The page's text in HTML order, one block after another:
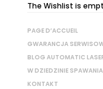
The Wishlist is
PAGE D’ACCUEIL
GWARANCJA
BLOG AUTOMATIC
W DZIEDZINIE
KONTAKT